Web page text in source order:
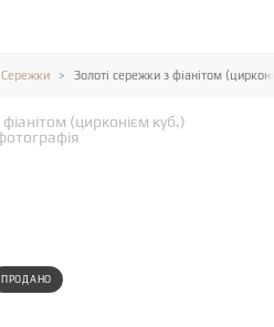
Сережки Золоті сережки з фіанітом
ПРОДАНО